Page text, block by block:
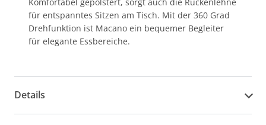
für entspanntes Sitzen am Tisch. Mit der 360 Grad
Drehfunktion ist Macano ein bequemer Begleiter
für elegante Essbereiche.
Details